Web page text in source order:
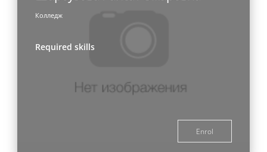
Колледж
Required skills
Enrol